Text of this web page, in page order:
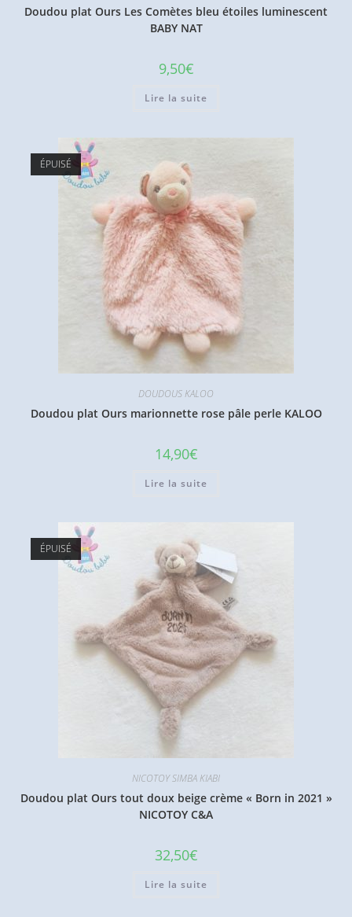
Doudou plat Ours Les Comètes bleu étoiles luminescent
BABY NAT
9,50€
Lire la suite
ÉPUISÉ
DOUDOUS KALOO
Doudou plat Ours marionnette rose pâle perle KALOO
14,90€
Lire la suite
ÉPUISÉ
NICOTOY SIMBA KIABI
Doudou plat Ours tout doux beige crème « Born in 2021 »
NICOTOY C&A
32,50€
Lire la suite